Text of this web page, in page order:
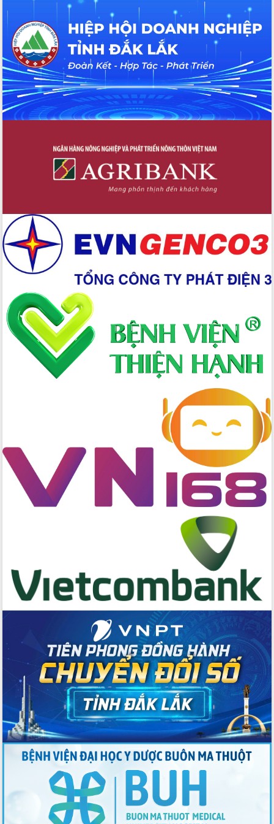
quốc phòng, quân sự địa phương năm
2026
Đắk Lắk tập trung toàn lực khắc phục
tồn tại IUU, sẵn sàng làm việc với
Đoàn thanh tra EC
Chủ tịch UBND tỉnh Tạ Anh Tuấn thăm,
chúc mừng các bệnh viện nhân Ngày
Thầy thuốc Việt Nam
Rộn ràng lễ hội truyền thống Sông
Kỳ họp Chuyên đề lần thứ Năm, HĐND
tỉnh Đắk Lắk thông qua các nghị quyết
Thống nhất danh sách giới thiệu ứng
cử đại biểu Quốc hội khoá XVI và đại
2026-2031
Phát động hai phong trào thi đua quan
trọng trong kỷ nguyên mới
Hội nghị lần thứ tư Ban Chỉ đạo công
tác bầu cử tỉnh Đắk Lắk
Hội nghị Báo cáo viên Trung ương
tháng 01/2026
Phó Thủ tướng Hồ Quốc Dũng đánh giá
cao kết quả Chiến dịch Quang Trung
tại Đắk Lắk
Hội nghị Ban Chấp hành Đảng bộ tỉnh
Đắk Lắk lần thứ 2 (mở rộng)
đề ra
UBND tỉnh Đắk Lắk tổng kết công tác
quốc phòng, quân sự địa phương năm
2025
Tập trung triển khai quyết liệt, đồng bộ
nhân cận huyết thống
Nông sản Tây Nguyên thu hút doanh
nghiệp nước ngoài
Đắk Lắk định vị thương hiệu du lịch
“Biển – Rừng – Cà phê” trong không
Hội nghị chia sẻ kinh nghiệm, chuyển
giao kỹ thuật y tế, định hướng phát
triển chuyên sâu đến 2030
Chuyển đổi số mở ra không gian phát
triển trong lĩnh vực văn hóa, du lịch
Công bố quyết định của Ban Thường
vụ Tỉnh ủy về công tác cán bộ.
Thủ tướng Phạm Minh Chính: Khẩn
trương tái thiết cuộc sống người dân
Tập trung nâng cao chất lượng, tổ
chức sản xuất sầu riêng theo hướng